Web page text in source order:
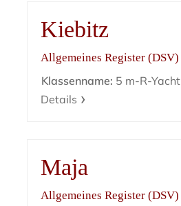
Kiebitz
Allgemeines Register (DSV)
Klassenname: 5 m-R-Yacht
Details
Maja
Allgemeines Register (DSV)